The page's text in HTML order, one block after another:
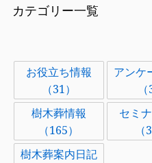
カテゴリー一覧
お役立ち情報
（31）
アンケ
樹木葬情報
（165）
セミ
（
樹木葬案内日記